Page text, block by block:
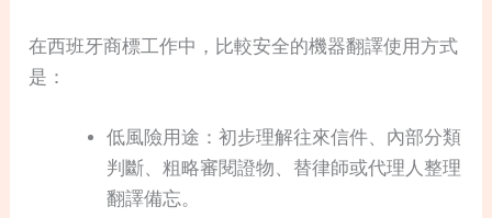
在西班牙商標工作中，比較安全的機器翻譯使用方式
是：
低風險用途：初步理解往來信件、內部分類
判斷、粗略審閱證物、替律師或代理人整理
翻譯備忘。